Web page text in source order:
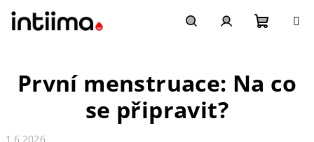
obsah
košík
První menstruace: Na co
se připravit?
1.6.2026